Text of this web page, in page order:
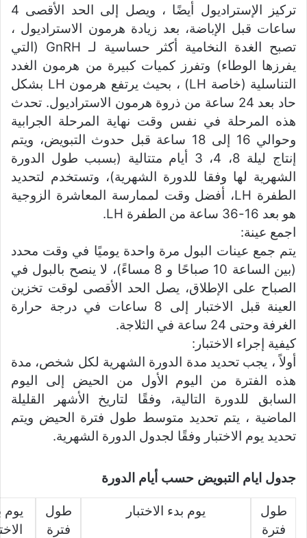
تركيز الإستراديول أيضًا ، ويصل إلى الحد الأقصى 4
ساعات قبل الإباضة، بعد زيادة هرمون الاستراديول ،
تصبح الغدة النخامية أكثر حساسية لـ GnRH (التي
يفرزها الوطاء) وتفرز كميات كبيرة من هرمون الغدد
التناسلية (خاصة LH) ، بحيث يرتفع هرمون LH بشكل
حاد بعد 24 ساعة من ذروة هرمون الاستراديول. تحدث
هذه المرحلة في نفس وقت نهاية المرحلة الجرابية
وحوالي 16 إلى 18 ساعة قبل حدوث التبويض، ويتم
إنتاج ليلة 8، 4، 3 أيام متتالية (بسبب طول الدورة
الشهرية لها وفقا للدورة الشهرية)، وتستخدم لتحديد
الطفرة LH، أفضل وقت لممارسة المعاشرة الزوجية
هو بعد 16-36 ساعة من الطفرة LH.
اجمع عينة:
يتم جمع عينات البول مرة واحدة يوميًا في وقت محدد
(بين الساعة 10 صباحًا و 8 مساءً)، لا ينصح بالبول في
الصباح على الإطلاق، يصل الحد الأقصى لوقت تخزين
العينة قبل الاختبار إلى 8 ساعات في درجة حرارة
الغرفة وحتى 24 ساعة في الثلاجة.
كيفية إجراء الاختبار:
أولاً ، يجب تحديد مدة الدورة الشهرية لكل شخص، مدة
هذه الفترة من اليوم الأول من الحيض إلى اليوم
السابق للدورة التالية، وفقًا لتاريخ الأشهر القليلة
الماضية ، يتم تحديد متوسط ​​طول فترة الحيض ويتم
تحديد يوم الاختبار وفقًا لجدول الدورة الشهرية.
جدول ايام التبويض حسب أيام الدورة
طول
فترة
يوم بدء الاختبار
طول
فترة
يوم